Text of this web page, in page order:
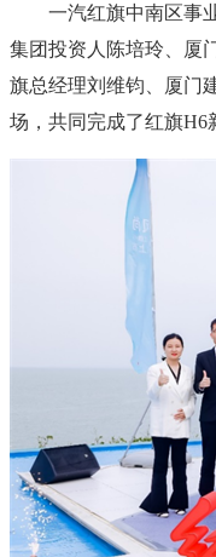
一汽红旗中南区事业
集团投资人陈培玲、厦
旗总经理刘维钧、厦门
场，共同完成了红旗H6